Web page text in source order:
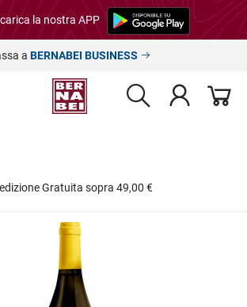
la nostra APP
a BERNABEI BUSINESS
Gratuita sopra 49,00 €